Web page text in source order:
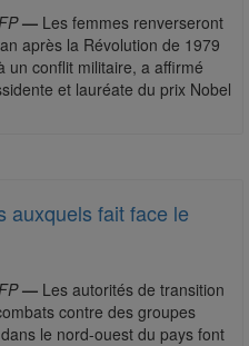
— Les femmes renverseront
après la Révolution de 1979
un conflit militaire, a affirmé
et lauréate du prix Nobel
auxquels fait face le
— Les autorités de transition
contre des groupes
le nord-ouest du pays font